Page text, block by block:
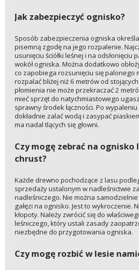
Jak zabezpieczyć ognisko?
Sposób zabezpieczenia ogniska
pisemną zgodę na jego rozpalenie.
usunięciu ściółki leśnej i na odsłonięciu
wokół ogniska. Można dodatkowo
co zapobiega rozsunięciu się palonego
rozpalać bliżej niż 6 metrów od
płomienia nie może przekraczać 2
mieć sprzęt do natychmiastowego
sprawny środek łączności. Po
dokładnie zalać wodą i zasypać
ma nadal tlących się głowni.
Czy mogę zebrać na ognisko
chrust?
Każde drewno pochodzące z lasu
sprzedaży ustalonym w nadleśnictwie
nadleśniczego. Nie można
gałęzi na ognisko. Jest to wykroczenie.
kłopoty. Należy zwrócić się do
leśniczego, który ustali zasady
niezbędne do przygotowania ogniska.
Czy mogę rozbić w lesie